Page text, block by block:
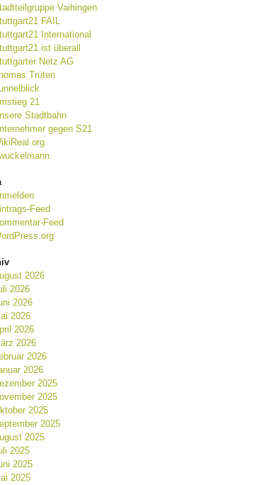
Vaihingen
FAIL
International
ist überall
Netz AG
Trüten
21
Stadtbahn
gegen S21
Feed
Feed
2026
2026
2026
2026
2026
2026
2026
2026
2025
2025
2025
2025
2025
2025
2025
2025